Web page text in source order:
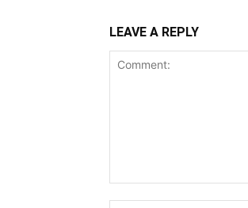
LEAVE A REPLY